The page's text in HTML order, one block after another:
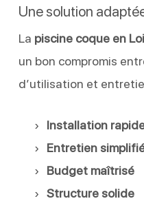
Une solution
La piscine coque en
un bon compromis
d’utilisation et
Installation
Entretien
Budget maîtrisé
Structure solide